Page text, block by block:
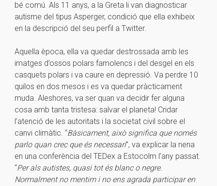
bé comú. Als 11 anys, a la Greta li van diagnosticar
autisme del tipus Asperger, condició que ella exhibeix
en la descripció del seu perfil a Twitter.
Aquella època, ella va quedar destrossada amb les
imatges d’ossos polars famolencs i del desgel en els
casquets polars i va caure en depressió. Va perdre 10
quilos en dos mesos i es va quedar pràcticament
muda. Aleshores, va ser quan va decidir fer alguna
cosa amb tanta tristesa: salvar el planeta! Cridar
l’atenció de les autoritats i la societat civil sobre el
canvi climàtic. “Bàsicament, això significa que només
parlo quan crec que és necessari”, va explicar la nena
en una conferència del TEDex a Estocolm l’any passat.
“Per als autistes, quasi tot és blanc o negre.
Normalment no mentim i no ens agrada participar en